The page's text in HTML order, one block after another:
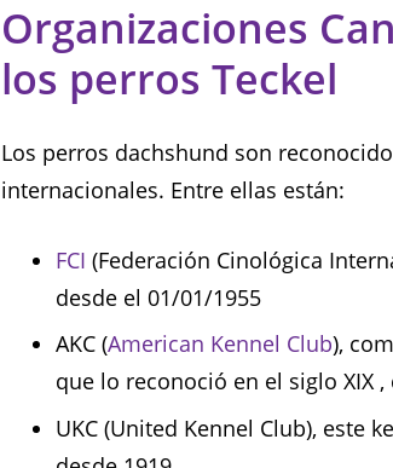
Organizaciones
los perros Teckel
Los perros dachshund son
internacionales. Entre ellas están:
FCI (Federación Cinológica
desde el 01/01/1955
AKC (American Kennel Club),
que lo reconoció en el siglo XIX ,
UKC (United Kennel Club), este